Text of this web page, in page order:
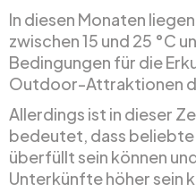
In diesen Monaten
zwischen 15 und 25 °C
Bedingungen für die
Outdoor-Attraktionen
Allerdings ist in dieser
bedeutet, dass
überfüllt sein können
Unterkünfte höher sein